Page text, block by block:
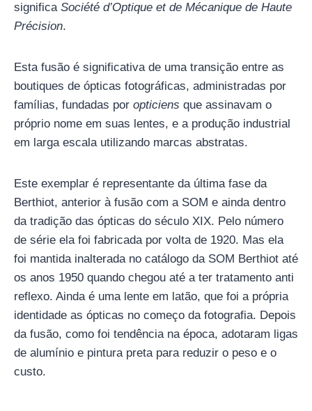
significa Société d’Optique et de Mécanique de Haute
Précision.
Esta fusão é significativa de uma transição entre as
boutiques de ópticas fotográficas, administradas por
famílias, fundadas por opticiens que assinavam o
próprio nome em suas lentes, e a produção industrial
em larga escala utilizando marcas abstratas.
Este exemplar é representante da última fase da
Berthiot, anterior à fusão com a SOM e ainda dentro
da tradição das ópticas do século XIX. Pelo número
de série ela foi fabricada por volta de 1920. Mas ela
foi mantida inalterada no catálogo da SOM Berthiot até
os anos 1950 quando chegou até a ter tratamento anti
reflexo. Ainda é uma lente em latão, que foi a própria
identidade as ópticas no começo da fotografia. Depois
da fusão, como foi tendência na época, adotaram ligas
de alumínio e pintura preta para reduzir o peso e o
custo.